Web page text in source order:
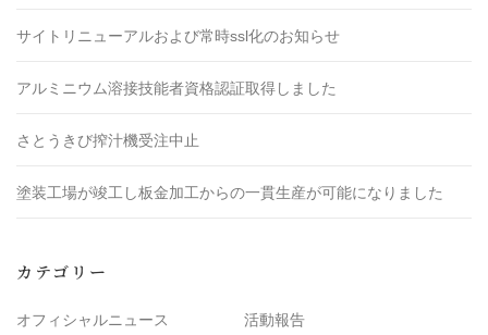
サイトリニューアルおよび常時ssl化のお知らせ
アルミニウム溶接技能者資格認証取得しました
さとうきび搾汁機受注中止
塗装工場が竣工し板金加工からの一貫生産が可能になりました
カテゴリー
オフィシャルニュース 活動報告